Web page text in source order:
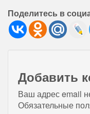
Поделитесь в
Добавить
Ваш адрес email
Обязательные